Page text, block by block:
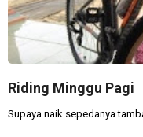
Riding Minggu Pagi
Supaya naik sepedanya